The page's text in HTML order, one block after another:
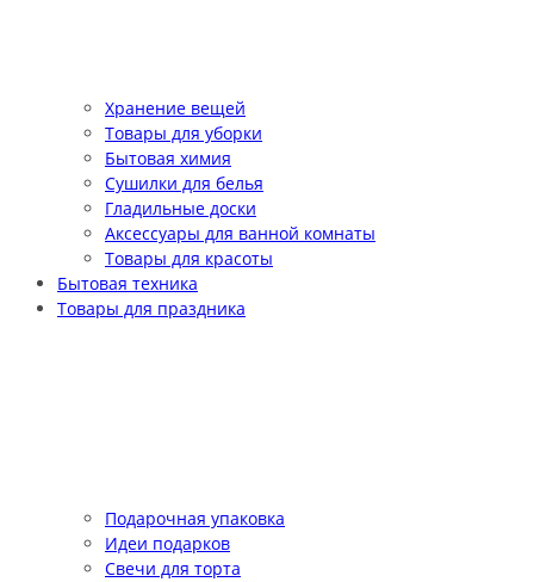
Хранение вещей
Товары для уборки
Бытовая химия
Сушилки для белья
Гладильные доски
Аксессуары для ванной комнаты
Товары для красоты
Бытовая техника
Товары для праздника
Подарочная упаковка
Идеи подарков
Свечи для торта